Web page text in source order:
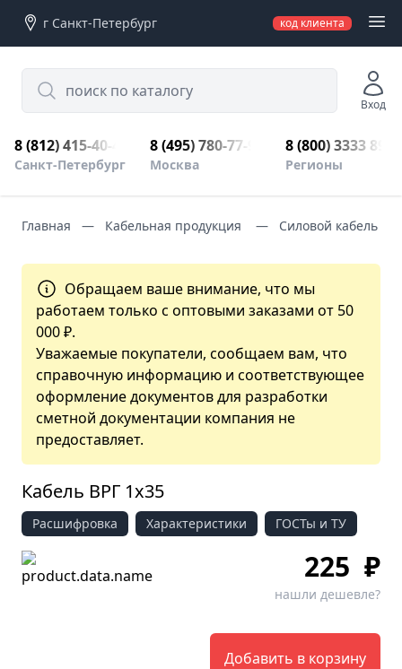
г Санкт-Петербург код клиента
Search
Вход
8 (812) 415-40-45
Санкт-Петербург
8 (495) 780-77-98
Москва
8 (800) 3333 899
Регионы
Главная Кабельная продукция Силовой кабель с
Обращаем ваше внимание, что мы
работаем только с оптовыми заказами от 50
000 ₽.
Уважаемые покупатели, сообщаем вам, что
справочную информацию и соответствующее
оформление документов для разработки
сметной документации компания не
предоставляет.
Кабель ВРГ 1х35
Расшифровка Характеристики ГОСТы и ТУ
225 ₽
нашли дешевле?
Добавить в корзину